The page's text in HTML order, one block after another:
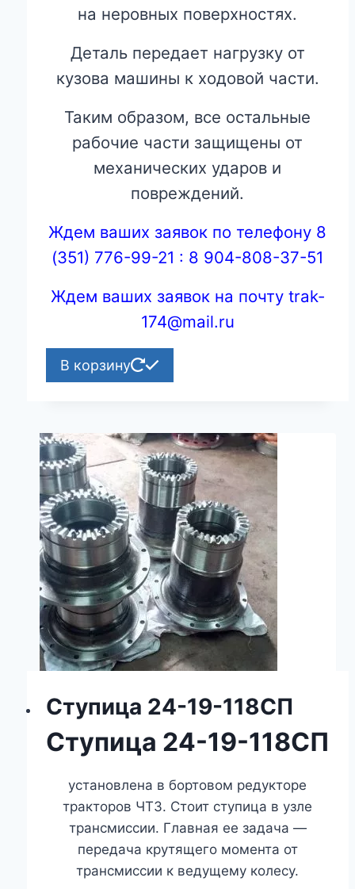
на неровных поверхностях.
Деталь передает нагрузку от
кузова машины к ходовой части.
Таким образом, все остальные
рабочие части защищены от
механических ударов и
повреждений.
Ждем ваших заявок по телефону 8
(351) 776-99-21 : 8 904-808-37-51
Ждем ваших заявок на почту trak-
174@mail.ru
В корзину
Ступица 24-19-118СП
Ступица 24-19-118СП
установлена в бортовом редукторе
тракторов ЧТЗ. Стоит ступица в узле
трансмиссии. Главная ее задача —
передача крутящего момента от
трансмиссии к ведущему колесу.